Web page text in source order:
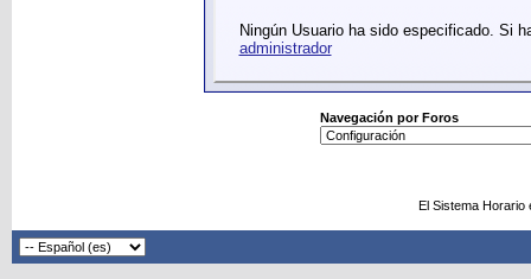
Ningún Usuario ha sido especificado. Si
administrador
Navegación por Foros
El Sistema